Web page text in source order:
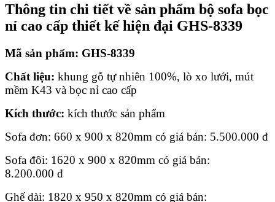
Thông tin chi tiết về sản phẩm bộ sofa bọc
nỉ cao cấp thiết kế hiện đại GHS-8339
Mã sản phẩm: GHS-8339
Chất liệu: khung gỗ tự nhiên 100%, lò xo lưới, mút
mềm K43 và bọc nỉ cao cấp
Kích thước: kích thước sản phẩm
Sofa đơn: 660 x 900 x 820mm có giá bán: 5.500.000 đ
Sofa đôi: 1620 x 900 x 820mm có giá bán:
8.200.000 đ
Ghế dài: 1820 x 950 x 820mm có giá bán: